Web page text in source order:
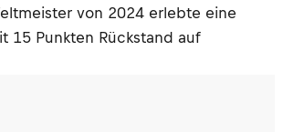
von 2024 erlebte eine
15 Punkten Rückstand auf